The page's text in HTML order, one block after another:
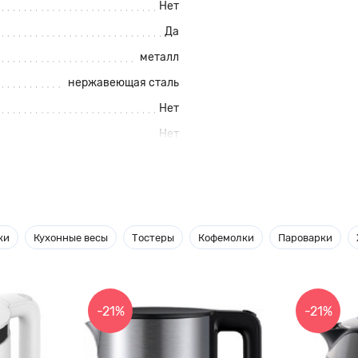
Нет
Да
металл
нержавеющая сталь
Нет
Нет
поколения, уменьшенный
настольными миксерами
легко очищать.
рассчитано на долгий
изначально
Кухонные весы Тостеры Кофемолки Пароварки
-21% -21%